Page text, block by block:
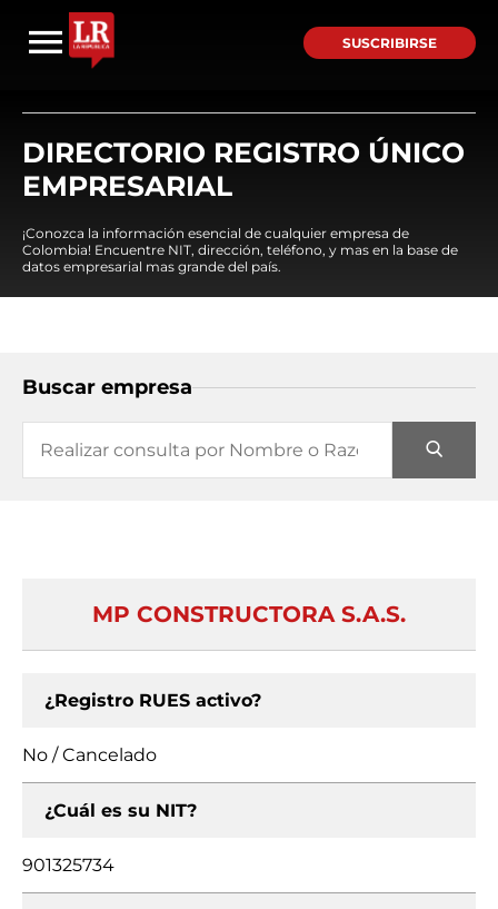
SUSCRIBIRSE
DIRECTORIO REGISTRO ÚNICO
EMPRESARIAL
¡Conozca la información esencial de cualquier empresa de
Colombia! Encuentre NIT, dirección, teléfono, y mas en la base de
datos empresarial mas grande del país.
Buscar empresa
MP CONSTRUCTORA S.A.S.
¿Registro RUES activo?
No / Cancelado
¿Cuál es su NIT?
901325734